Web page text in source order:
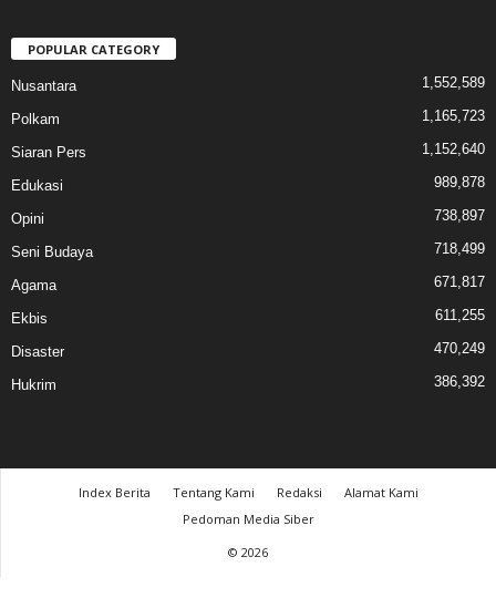
POPULAR CATEGORY
Nusantara 1,552,589
Polkam 1,165,723
Siaran Pers 1,152,640
Edukasi 989,878
Opini 738,897
Seni Budaya 718,499
Agama 671,817
Ekbis 611,255
Disaster 470,249
Hukrim 386,392
Index Berita Tentang Kami Redaksi
Alamat Kami
Pedoman Media Siber
© 2026